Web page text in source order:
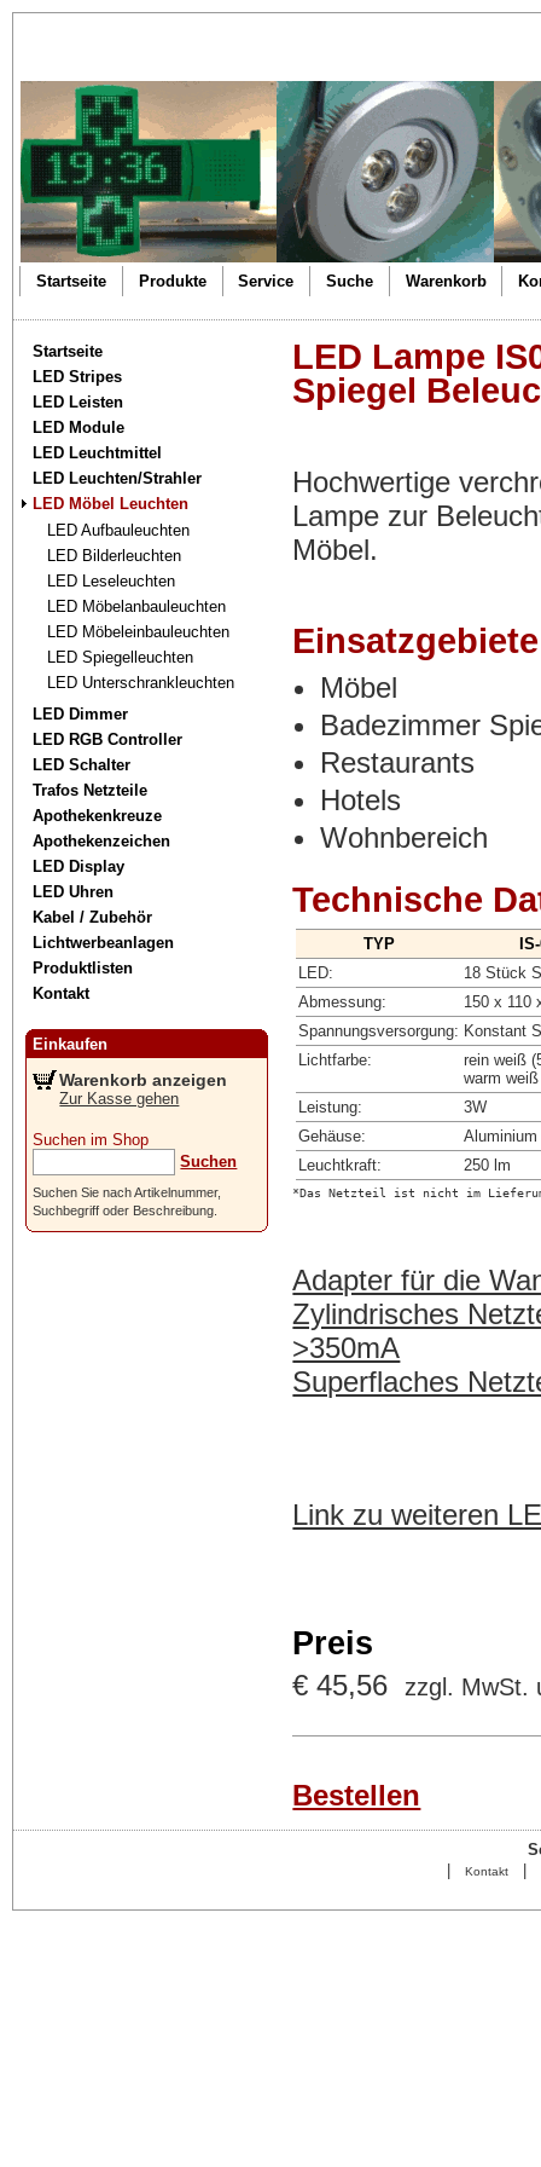
Startseite Produkte Service Suche Warenkorb
LED Lampe
Spiegel
Hochwertige
Lampe zur
Möbel.
Möbel
Badezimmer
Restaurants
Hotels
Wohnbereich
Technische
TYP
LED:
18 Stück
Abmessung:
150 x 110
Spannungsversorgung: Konstant
Lichtfarbe:
rein weiß
warm
Leistung:
3W
Gehäuse:
Leuchtkraft:
250 lm
*Das Netzteil ist nicht im
Adapter für die
Zylindrisches
>350mA
Superflaches
Link zu weiteren
Preis
€ 45,56 zzgl. MwSt.
Bestellen
Startseite
LED Stripes
LED Leisten
LED Module
LED Leuchtmittel
LED Leuchten/Strahler
LED Möbel Leuchten
LED Aufbauleuchten
LED Bilderleuchten
LED Leseleuchten
LED Möbelanbauleuchten
LED Möbeleinbauleuchten
LED Spiegelleuchten
LED Unterschrankleuchten
LED Dimmer
LED RGB Controller
LED Schalter
Trafos Netzteile
Apothekenkreuze
Apothekenzeichen
LED Display
LED Uhren
Kabel / Zubehör
Lichtwerbeanlagen
Produktlisten
Kontakt
Einkaufen
Warenkorb anzeigen
Zur Kasse gehen
Suchen im Shop
Suchen
Suchen Sie nach Artikelnummer,
Suchbegriff oder Beschreibung.
Kontakt